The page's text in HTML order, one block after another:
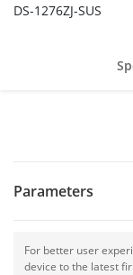
DS-1276ZJ-SUS
Parameters
For better user
device to the latest